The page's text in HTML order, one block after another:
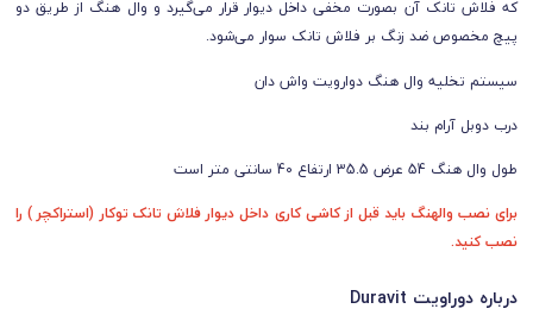
که فلاش تانک آن بصورت مخفی داخل دیوار قرار می‌گیرد و وال هنگ از طریق دو
پیچ مخصوص ضد زنگ بر فلاش تانک سوار می‌شود.
سیستم تخلیه وال هنگ دوارویت واش دان
درب دوبل آرام بند
طول وال هنگ 54 عرض 35.5 ارتفاع 40 سانتی متر است
برای نصب والهنگ باید قبل از کاشی کاری داخل دیوار فلاش تانک توکار (استراکچر ) را
نصب کنید.
درباره دوراویت Duravit